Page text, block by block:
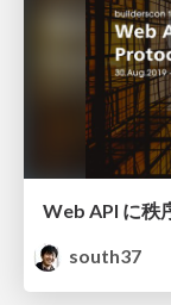
south37